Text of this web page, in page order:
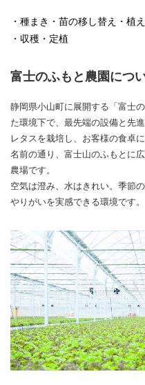
・種まき・苗の移し替え・植
・収穫・定植
富士のふもと農園につ
静岡県小山町に展開する「富士
た環境下で、最先端の設備と先
レタスを栽培し、お客様の食卓
名前の通り、富士山のふもとに
農場です。
空気は澄み、水はきれい。季節
やりがいを実感できる環境です。